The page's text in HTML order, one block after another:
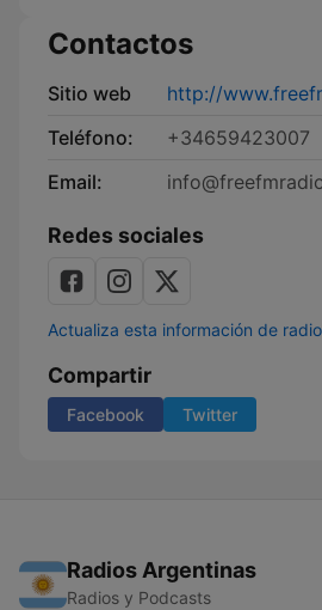
Contactos
Sitio web
http://
Teléfono:
+34659423007
Email:
Redes sociales
Actualiza esta información de radio
Compartir
Facebook Twitter
Radios Argentinas
Radios y Podcasts